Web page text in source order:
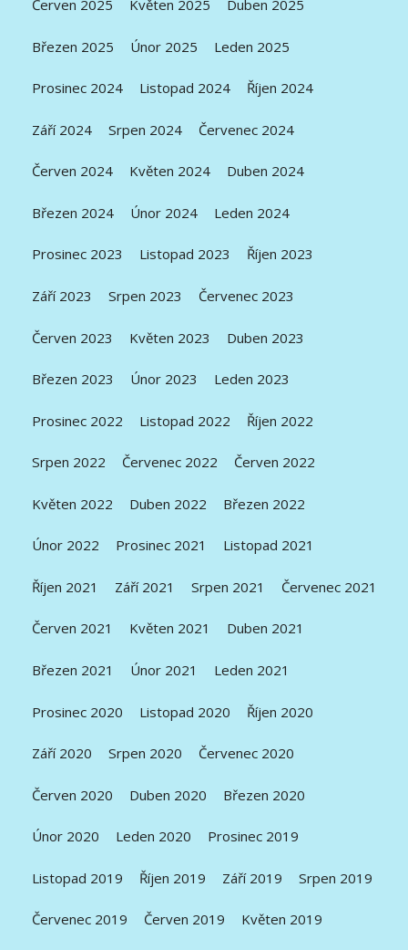
Červen 2025 Květen 2025 Duben 2025
Březen 2025 Únor 2025 Leden 2025
Prosinec 2024 Listopad 2024 Říjen 2024
Září 2024 Srpen 2024 Červenec 2024
Červen 2024 Květen 2024 Duben 2024
Březen 2024 Únor 2024 Leden 2024
Prosinec 2023 Listopad 2023 Říjen 2023
Září 2023 Srpen 2023 Červenec 2023
Červen 2023 Květen 2023 Duben 2023
Březen 2023 Únor 2023 Leden 2023
Prosinec 2022 Listopad 2022 Říjen 2022
Srpen 2022 Červenec 2022 Červen 2022
Květen 2022 Duben 2022 Březen 2022
Únor 2022 Prosinec 2021 Listopad 2021
Říjen 2021 Září 2021 Srpen 2021 Červenec 2021
Červen 2021 Květen 2021 Duben 2021
Březen 2021 Únor 2021 Leden 2021
Prosinec 2020 Listopad 2020 Říjen 2020
Září 2020 Srpen 2020 Červenec 2020
Červen 2020 Duben 2020 Březen 2020
Únor 2020 Leden 2020 Prosinec 2019
Listopad 2019 Říjen 2019 Září 2019 Srpen 2019
Červenec 2019 Červen 2019 Květen 2019